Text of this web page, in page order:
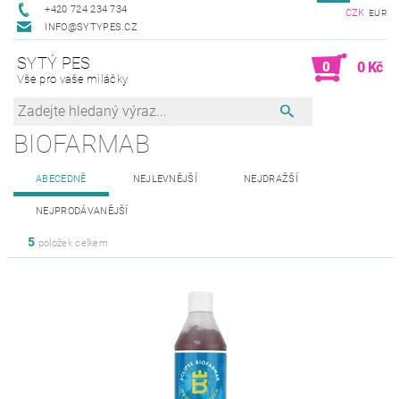
+420 724 234 734
INFO@SYTYPES.CZ
CZK EUR
SYTÝ PES
Vše pro vaše miláčky
0 0 Kč
BIOFARMAB
ABECEDNĚ NEJLEVNĚJŠÍ NEJDRAŽŠÍ
NEJPRODÁVANĚJŠÍ
5 položek celkem